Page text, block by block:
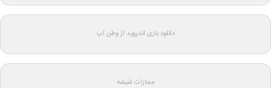
دانلود بازی اندروید از وطن اپ
مجازات شیشه